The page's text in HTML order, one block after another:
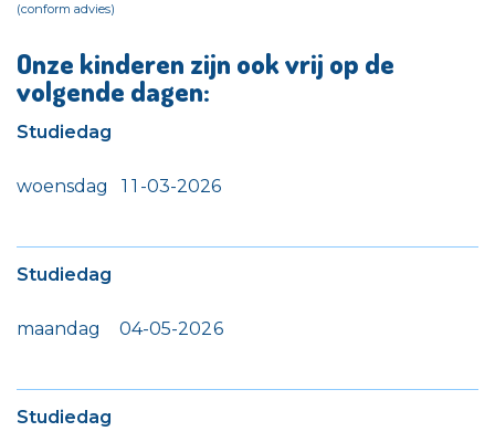
(conform advies)
Onze kinderen zijn ook vrij op de
volgende dagen:
Studiedag
woensdag 1 1 -03-2026
Studiedag
maandag 04-05-2026
Studiedag